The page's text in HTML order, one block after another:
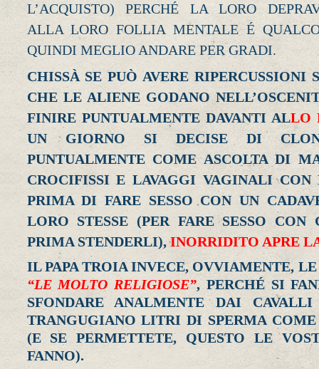
L’ACQUISTO) PERCHÉ LA LORO
ALLA LORO FOLLIA MENTALE É
QUINDI MEGLIO ANDARE PER GRADI.
CHISSÀ SE PUÒ AVERE RIPERCUSSIONI
CHE LE ALIENE GODANO
FINIRE PUNTUALMENTE DAVANTI ALLO
UN GIORNO SI DECISE DI
PUNTUALMENTE COME ASCOLTA DI
CROCIFISSI E LAVAGGI VAGINALI CON
PRIMA DI FARE SESSO CON UN
LORO STESSE (PER FARE SESSO
PRIMA STENDERLI),INORRIDITO APRE
IL PAPA TROIA INVECE, OVVIAMENTE,
“LE MOLTO RELIGIOSE”, PERCHÉ SI
SFONDARE ANALMENTE DAI
TRANGUGIANO LITRI DI SPERMA
(E SE PERMETTETE, QUESTO LE
FANNO).